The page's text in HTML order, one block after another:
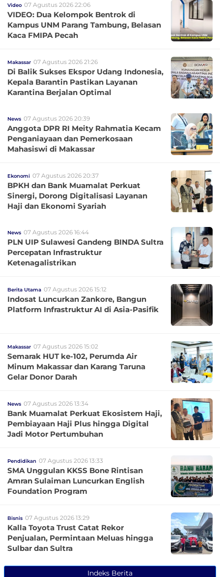
Video 07 Agustus 2026 22:06
VIDEO: Dua Kelompok Bentrok di
Kampus UNM Parang Tambung, Belasan
Kaca FMIPA Pecah
Makassar 07 Agustus 2026 21:26
Di Balik Sukses Ekspor Udang Indonesia,
Kepala Barantin Pastikan Layanan
Karantina Berjalan Optimal
News 07 Agustus 2026 20:39
Anggota DPR RI Meity Rahmatia Kecam
Penganiayaan dan Pemerkosaan
Mahasiswi di Makassar
Ekonomi 07 Agustus 2026 20:37
BPKH dan Bank Muamalat Perkuat
Sinergi, Dorong Digitalisasi Layanan
Haji dan Ekonomi Syariah
News 07 Agustus 2026 16:44
PLN UIP Sulawesi Gandeng BINDA Sultra
Percepatan Infrastruktur
Ketenagalistrikan
Berita Utama 07 Agustus 2026 15:12
Indosat Luncurkan Zankore, Bangun
Platform Infrastruktur AI di Asia-Pasifik
Makassar 07 Agustus 2026 15:02
Semarak HUT ke-102, Perumda Air
Minum Makassar dan Karang Taruna
Gelar Donor Darah
News 07 Agustus 2026 13:34
Bank Muamalat Perkuat Ekosistem Haji,
Pembiayaan Haji Plus hingga Digital
Jadi Motor Pertumbuhan
Pendidikan 07 Agustus 2026 13:33
SMA Unggulan KKSS Bone Rintisan
Amran Sulaiman Luncurkan English
Foundation Program
Bisnis 07 Agustus 2026 13:29
Kalla Toyota Trust Catat Rekor
Penjualan, Permintaan Meluas hingga
Sulbar dan Sultra
Indeks Berita